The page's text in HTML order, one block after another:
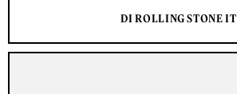
DI ROLLING STONE IT